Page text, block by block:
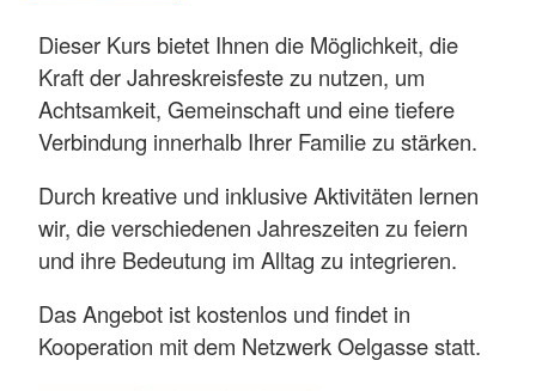
Dieser Kurs bietet Ihnen die Möglichkeit, die
Kraft der Jahreskreisfeste zu nutzen, um
Achtsamkeit, Gemeinschaft und eine tiefere
Verbindung innerhalb Ihrer Familie zu stärken.
Durch kreative und inklusive Aktivitäten lernen
wir, die verschiedenen Jahreszeiten zu feiern
und ihre Bedeutung im Alltag zu integrieren.
Das Angebot ist kostenlos und findet in
Kooperation mit dem Netzwerk Oelgasse statt.